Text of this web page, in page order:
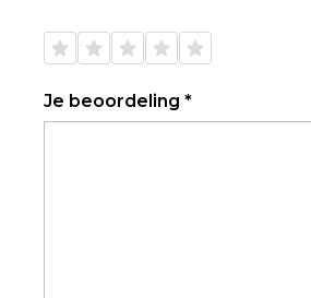
de 5
de 5
de 5
de 5
de 5
Je beoordeling *